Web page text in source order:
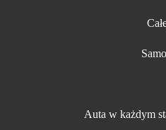
Auta w każdym